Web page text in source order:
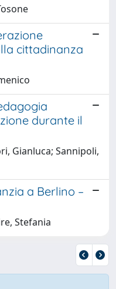
cittadinanza
durante il
Gianluca; Sannipoli,
a Berlino –
Stefania